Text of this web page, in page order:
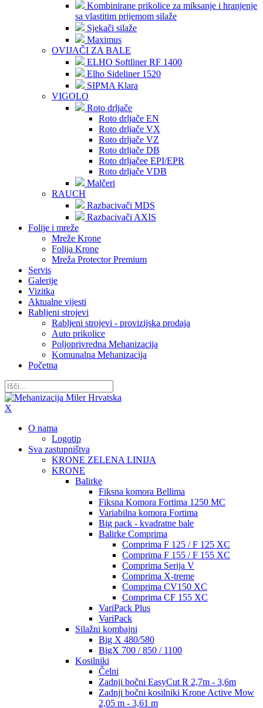
Kombinirane prikolice za miksanje i hranjenje
sa vlastitim prijemom silaže
Sjekači silaže
Maximus
OVIJAČI ZA BALE
ELHO Softliner RF 1400
Elho Sideliner 1520
SIPMA Klara
VIGOLO
Roto drljače
Roto drljače EN
Roto drljače VX
Roto drljače VZ
Roto drljače DB
Roto drljačee EPI/EPR
Roto drljače VDB
Malčeri
RAUCH
Razbacivači MDS
Razbacivači AXIS
Folije i mreže
Mreže Krone
Folija Krone
Mreža Protector Premium
Servis
Galerije
Vizitka
Aktualne vijesti
Rabljeni strojevi
Rabljeni strojevi - provizijska prodaja
Auto prikolice
Poljoprivredna Mehanizacija
Komunalna Mehanizacija
Početna
X
O nama
Logotip
Sva zastupništva
KRONE ZELENA LINIJA
KRONE
Balirke
Fiksna komora Bellima
Fiksna Komora Fortima 1250 MC
Variabilna komora Fortima
Big pack - kvadratne bale
Balirke Comprima
Comprima F 125 / F 125 XC
Comprima F 155 / F 155 XC
Comprima Serija V
Comprima X-treme
Comprima CV150 XC
Comprima CF 155 XC
VariPack Plus
VariPack
Silažni kombajni
Big X 480/580
BigX 700 / 850 / 1100
Kosilniki
Čelni
Zadnji bočni EasyCut R 2,7m - 3,6m
Zadnji bočni kosilniki Krone Active Mow
2,05 m - 3,61 m